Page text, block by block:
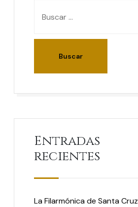
Entradas
recientes
La Filarmónica de Santa Cruz